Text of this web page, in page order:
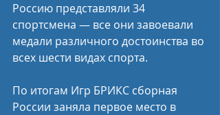
Россию представляли 34
спортсмена — все они завоевали
медали различного достоинства во
всех шести видах спорта.
По итогам Игр БРИКС сборная
России заняла первое место в